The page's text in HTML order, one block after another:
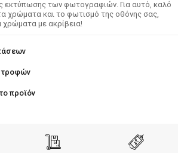
εκτύπωσης των φωτογραφιών. Για αυτό, καλό
χρώματα και το φωτισμό της οθόνης σας,
με ακρίβεια!
προϊόν